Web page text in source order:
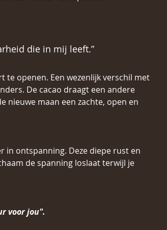
die in mij leeft.”
te openen. Een wezenlijk verschil met
De cacao draagt een andere
nieuwe maan een zachte, open en
in ontspanning. Deze diepe rust en
de spanning loslaat terwijl je
voor jou".